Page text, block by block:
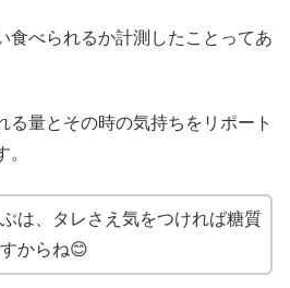
食べられるか計測したことってあ
る量とその時の気持ちをリポート
は、タレさえ気をつければ糖質
からね😊